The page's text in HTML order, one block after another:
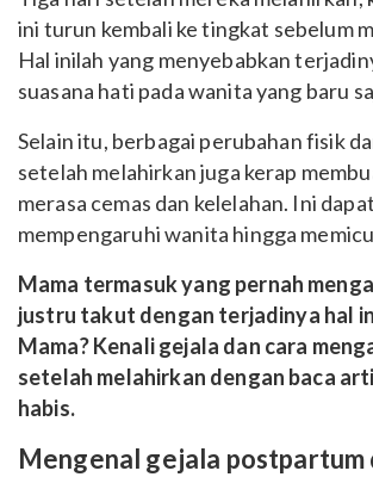
ini turun kembali ke tingkat sebelum
Hal inilah yang menyebabkan
suasana hati pada wanita yang baru
Selain itu, berbagai perubahan fisik
setelah melahirkan juga kerap
merasa cemas dan kelelahan. Ini dapat
mempengaruhi wanita hingga
Mama termasuk yang pernah
justru takut dengan terjadinya hal
Mama? Kenali gejala dan cara
setelah melahirkan dengan baca
habis.
Mengenal gejala postpartum